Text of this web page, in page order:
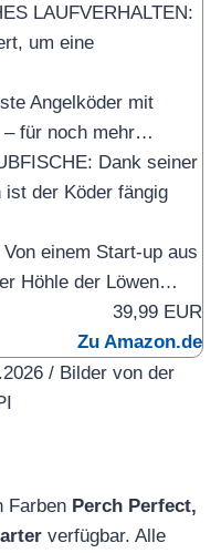
LAUFVERHALTEN:
um eine
Angelköder mit
– für noch mehr…
Dank seiner
ist der Köder fängig
einem Start-up aus
Höhle der Löwen…
39,99 EUR
Zu Amazon.de
/ Bilder von der
Farben Perch Perfect,
verfügbar. Alle